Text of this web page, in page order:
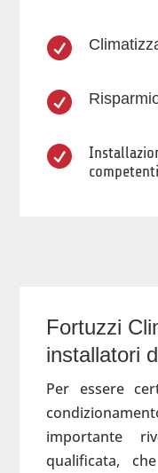



competenti
Fortuzzi
installatori
Per essere
importante
qualificata,